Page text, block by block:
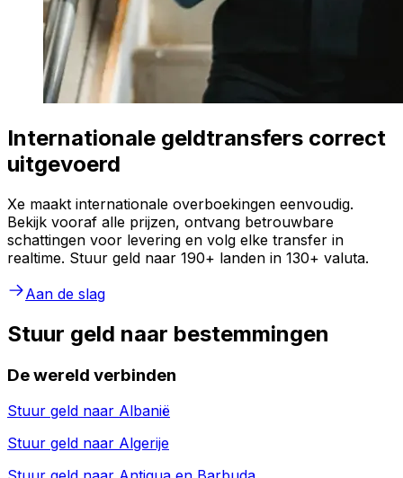
Internationale geldtransfers correct
uitgevoerd
Xe maakt internationale overboekingen eenvoudig.
Bekijk vooraf alle prijzen, ontvang betrouwbare
schattingen voor levering en volg elke transfer in
realtime. Stuur geld naar 190+ landen in 130+ valuta.
Aan de slag
Stuur geld naar bestemmingen
De wereld verbinden
Stuur geld naar Albanië
Stuur geld naar Algerije